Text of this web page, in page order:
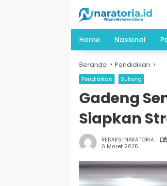
Home Nasional
Beranda Pendidikan
Pendidikan Sulteng
Gadeng
Siapkan
REDAKSI NARATORIA
6 Maret 2025